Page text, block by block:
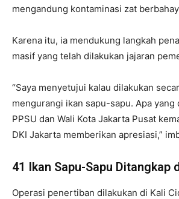
mengandung kontaminasi zat
Karena itu, ia mendukung langkah
masif yang telah dilakukan jajaran
“Saya menyetujui kalau dilakukan
mengurangi ikan sapu-sapu. Apa yang
PPSU dan Wali Kota Jakarta Pusat
DKI Jakarta memberikan apresiasi,”
41 Ikan Sapu-Sapu Ditangkap
Operasi penertiban dilakukan di Kali